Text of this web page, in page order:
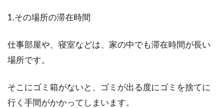
1.その場所の滞在時間
仕事部屋や、寝室などは、家の中でも滞在時間が長い
場所です。
そこにゴミ箱がないと、ゴミが出る度にゴミを捨てに
行く手間がかかってしまいます。